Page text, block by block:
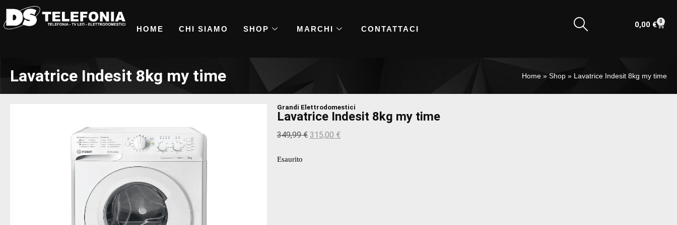
HOME CHI SIAMO SHOP MARCHI CONTATTACI 0,00 € 0
Lavatrice Indesit 8kg my time Home » Shop » Lavatrice Indesit 8kg my time
Grandi Elettrodomestici
Lavatrice Indesit 8kg my time
349,99€ 315,00 €
Esaurito